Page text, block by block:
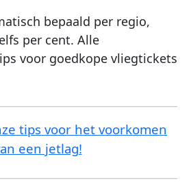
bepaald per regio,
per cent. Alle
voor goedkope vliegtickets
tips voor het voorkomen
een jetlag!